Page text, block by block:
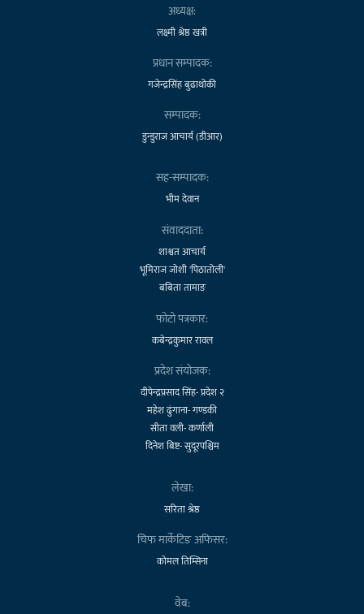
अध्यक्ष:
लक्ष्मी श्रेष्ठ खत्री
प्रधान सम्पादक:
गजेन्द्रसिंह बुढाथोकी
सम्पादक:
डुन्डुराज आचार्य (डीआर)
सह-सम्पादक:
भीम देवान
संवाददाता:
शाश्वत आचार्य
भूमिराज जोशी 'पिठातोली'
बबिता तामाङ
फोटो पत्रकार:
कबेन्द्रकुमार रावल
प्रदेश संयोजक:
दीपेन्द्रप्रसाद सिंह- प्रदेश २
महेश ढुंगाना- गण्डकी
सीता वली- कर्णाली
दिनेश बिष्ट- सुदूरपश्चिम
लेखा:
सरिता श्रेष्ठ
चिफ मार्केटिङ अफिसर:
कोमल तिम्सिना
वेब: